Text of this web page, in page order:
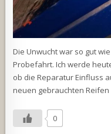
Die Unwucht war so gut
Probefahrt. Ich werde
ob die Reparatur Einfluss
neuen gebrauchten
0